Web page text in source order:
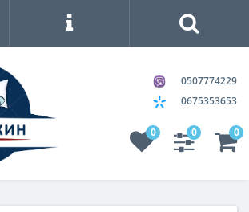
0507774229
0675353653
0 0 0